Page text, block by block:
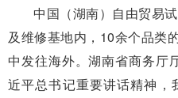
中国（湖南）自由贸易
及维修基地内，10余个品类
中发往海外。湖南省商务厅
近平总书记重要讲话精神，